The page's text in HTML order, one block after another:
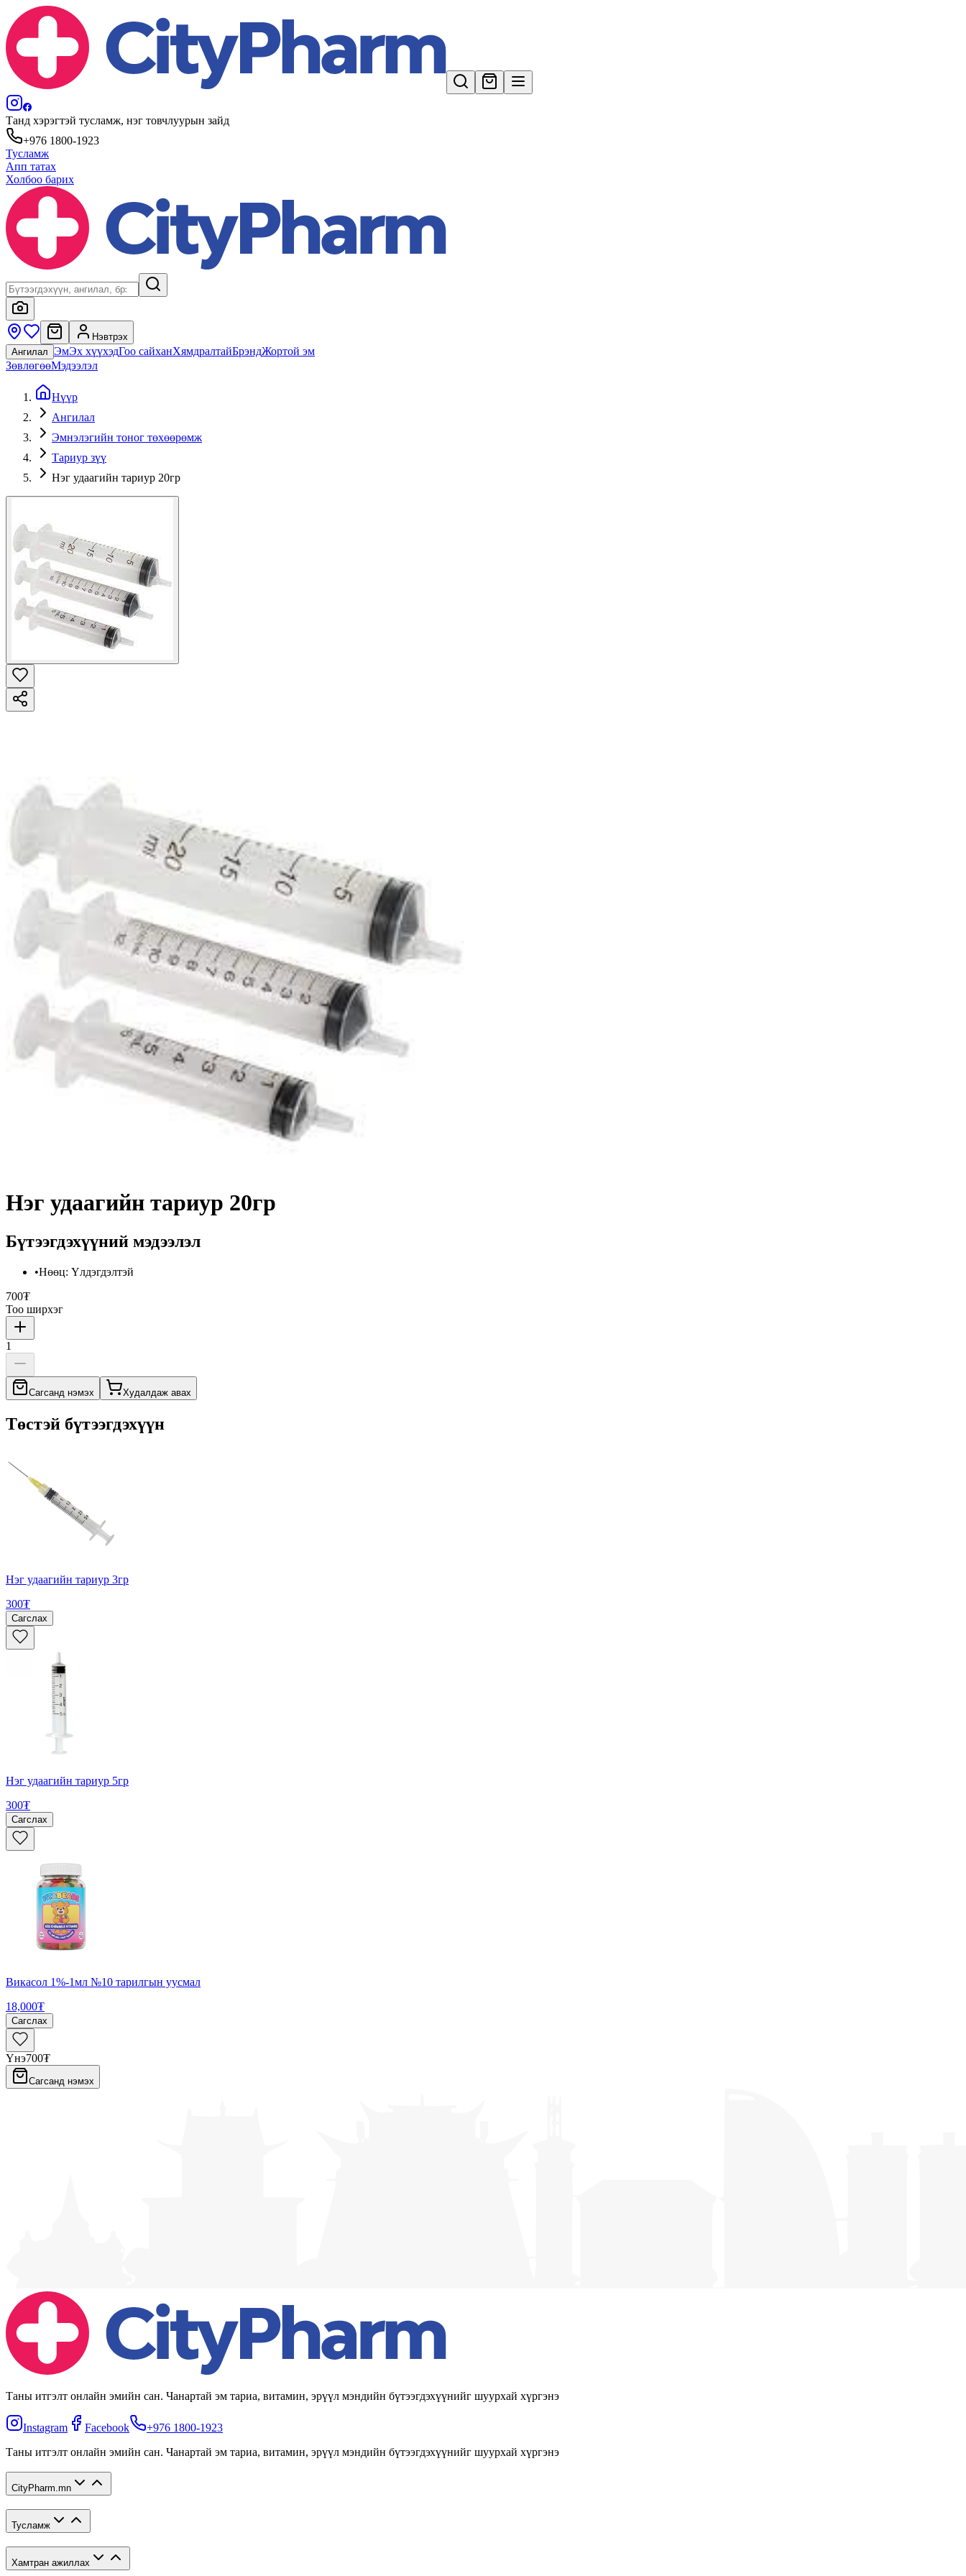
Танд хэрэгтэй тусламж, нэг товчлуурын зайд
+976 1800-1923
Тусламж
Апп татах
Холбоо барих
Нэвтрэх
Ангилал ЭмЭх хүүхэдГоо сайханХямдралтайБрэндЖортой эм
ЗөвлөгөөМэдээлэл
Нүүр
Ангилал
Эмнэлэгийн тоног төхөөрөмж
Тариур зүү
Нэг удаагийн тариур 20гр
Нэг удаагийн тариур 20гр
Бүтээгдэхүүний мэдээлэл
•Нөөц: Үлдэгдэлтэй
700₮
Тоо ширхэг
1
Сагсанд нэмэх Худалдаж авах
Төстэй бүтээгдэхүүн
Нэг удаагийн тариур 3гр
300₮
Сагслах
Нэг удаагийн тариур 5гр
300₮
Сагслах
Викасол 1%-1мл №10 тарилгын уусмал
18,000₮
Сагслах
Үнэ700₮
Сагсанд нэмэх
Таны итгэлт онлайн эмийн сан. Чанартай эм тариа, витамин, эрүүл мэндийн бүтээгдэхүүнийг шуурхай хүргэнэ
Instagram Facebook
+976 1800-1923
Таны итгэлт онлайн эмийн сан. Чанартай эм тариа, витамин, эрүүл мэндийн бүтээгдэхүүнийг шуурхай хүргэнэ
CityPharm.mn
Тусламж
Хамтран ажиллах